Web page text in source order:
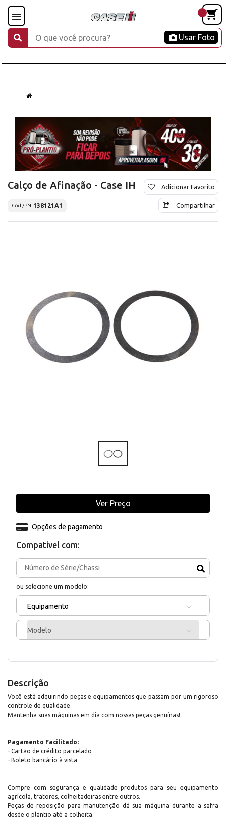
Usar Foto
Calço de Afinação - Case IH
Cód./PN 138121A1
Adicionar Favorito
Compartilhar
Compativel com:
ou selecione um modelo:
Equipamento
Modelo
Opções de pagamento
Ver Preço
Descrição
Você está adquirindo peças e equipamentos que passam por um rigoroso
controle de qualidade.
Mantenha suas máquinas em dia com nossas peças genuínas!
Pagamento Facilitado:
- Cartão de crédito parcelado
- Boleto bancário à vista
Compre com segurança e qualidade produtos para seu equipamento
agrícola, tratores, colheitadeiras entre outros.
Peças de reposição para manutenção dá sua máquina durante a safra
desde o plantio até a colheita.